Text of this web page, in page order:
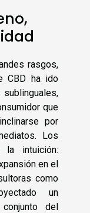
rasgos,
CBD ha ido
que
por
Los
la intuición:
en el
como
un
del